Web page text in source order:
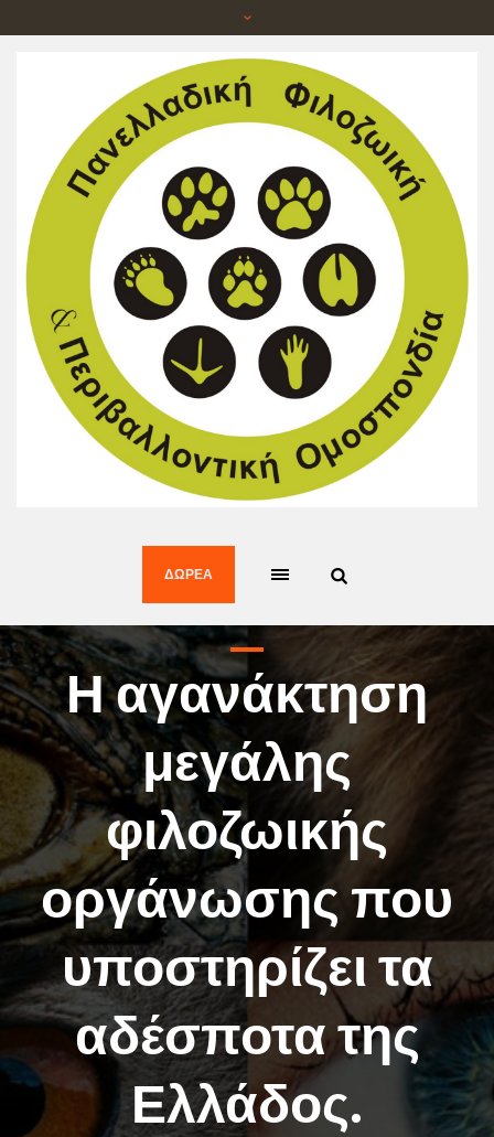
ΔΩΡΕΆ
Η αγανάκτηση
μεγάλης
φιλοζωικής
οργάνωσης που
υποστηρίζει τα
αδέσποτα της
Ελλάδος.